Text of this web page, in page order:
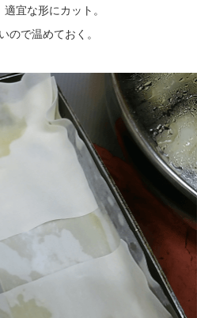
宜な形にカット。
で温めておく。